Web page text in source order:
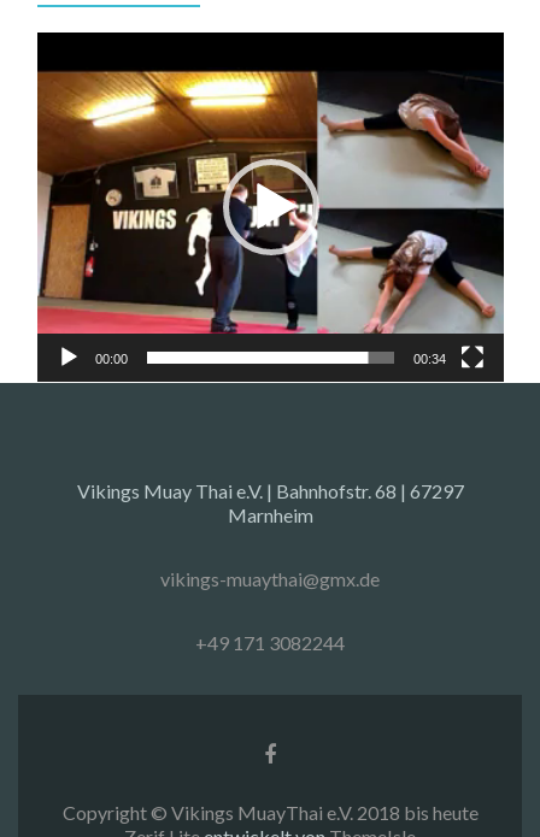
Player
00:00 00:34
Vikings Muay Thai e.V. | Bahnhofstr. 68 | 67297
Marnheim
vikings-muaythai@gmx.de
+49 171 3082244
Facebook-
Copyright © Vikings MuayThai e.V. 2018 bis heute